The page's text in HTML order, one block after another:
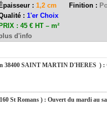
Épaisseur : 1,2 cm Finition :
: 1'er Choix
PRIX : 45 € HT – m²
d'info
Nous serons fermés du 10 au 31
aurons le plaisir de vous
SAINT MARTIN D'HERES ) :
St Romans ) : Ouvert du mardi au